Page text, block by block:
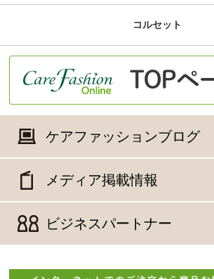
コルセット
ケアファッションブログ
メディア掲載情報
ビジネスパートナー